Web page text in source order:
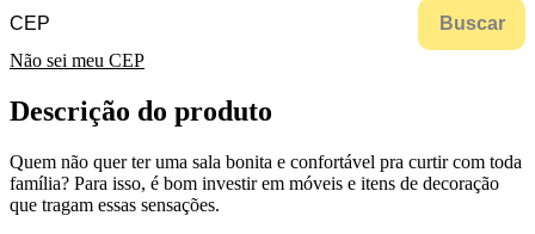
Buscar
Não sei meu CEP
Descrição do produto
Quem não quer ter uma sala bonita e confortável pra curtir com toda
família? Para isso, é bom investir em móveis e itens de decoração
que tragam essas sensações.